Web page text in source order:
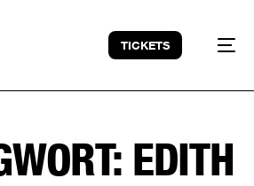
TICKETS
EDITH